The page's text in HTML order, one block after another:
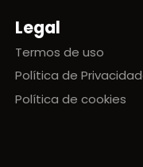
Legal
Termos de uso
Política de
Política de cookies